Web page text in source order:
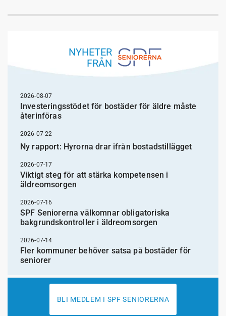
NYHETER
FRÅN
2026-08-07
Investeringsstödet för bostäder för äldre måste
återinföras
2026-07-22
Ny rapport: Hyrorna drar ifrån bostadstillägget
2026-07-17
Viktigt steg för att stärka kompetensen i
äldreomsorgen
2026-07-16
SPF Seniorerna välkomnar obligatoriska
bakgrundskontroller i äldreomsorgen
2026-07-14
Fler kommuner behöver satsa på bostäder för
seniorer
BLI MEDLEM I SPF SENIORERNA